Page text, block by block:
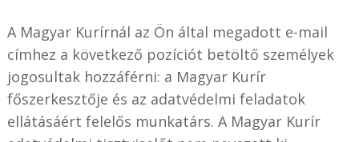
A Magyar Kurírnál az Ön által megadott e-mail
címhez a következő pozíciót betöltő személyek
jogosultak hozzáférni: a Magyar Kurír
főszerkesztője és az adatvédelmi feladatok
ellátásáért felelős munkatárs. A Magyar Kurír